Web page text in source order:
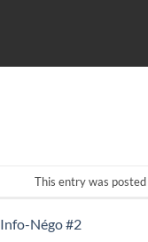
This entry was
Info-Négo #2